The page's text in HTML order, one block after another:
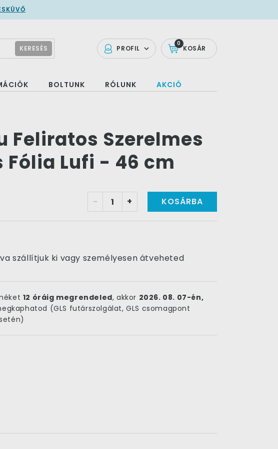
PROFIL KOSÁR
0
KERESÉS
BOLTUNK RÓLUNK AKCIÓ
Feliratos Szerelmes
Fólia Lufi - 46 cm
- + KOSÁRBA
szállítjuk ki vagy személyesen átveheted
12 óráig megrendeled, akkor 2026. 08. 07-én,
(GLS futárszolgálat, GLS csomagpont